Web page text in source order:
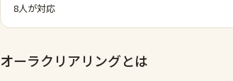
8人が対応
オーラクリアリングとは